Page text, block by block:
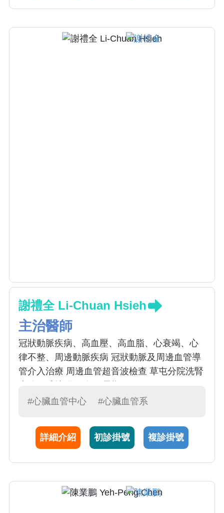
謝禮全 Li-Chuan Hsieh
主治醫師
冠狀動脈疾病、高血壓、高血脂、心衰竭、心
律不整、周邊動脈疾病 冠狀動脈及周邊血管導
管介入治療 周邊血管超音波檢查 草屯分院洗腎
#心臟血管中心
#心臟血管系
詳細介紹 初診掛號 複診掛號